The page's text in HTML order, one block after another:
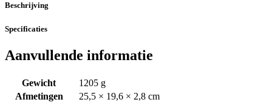
Beschrijving
Specificaties
Aanvullende informatie
Gewicht
1205 g
Afmetingen
25,5 × 19,6 × 2,8 cm